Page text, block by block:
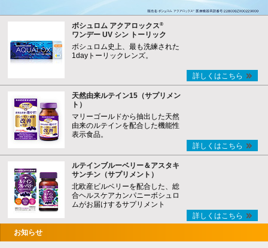
ボシュロム アクアロックス®
ワンデー UV シン トーリック
ボシュロム史上、最も洗練された
1dayトーリックレンズ。
詳しくはこちら
天然由来ルテイン15（サプリメン
ト）
マリーゴールドから抽出した天然
由来のルテインを配合した機能性
表示食品。
詳しくはこちら
ルテインブルーベリー＆アスタキ
サンチン（サプリメント）
北欧産ビルベリーを配合した、総
合ヘルスケアカンパニーボシュロ
ムがお届けするサプリメント
詳しくはこちら
お知らせ